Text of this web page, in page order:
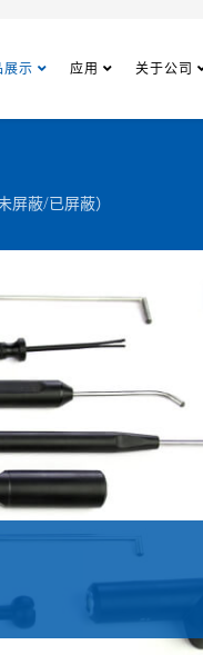
展示 应用 关于公司
蔽/已屏蔽）